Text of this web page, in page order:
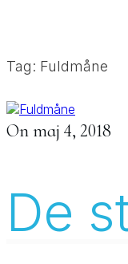
Tag: Fuldmåne
Onmaj 4, 2018
De